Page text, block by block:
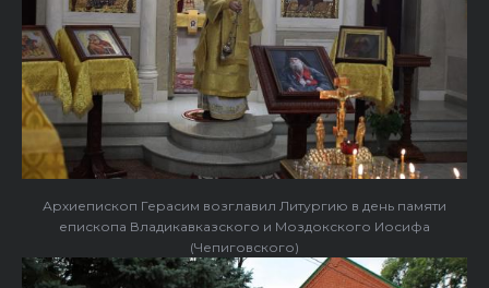
Архиепископ Герасим возглавил Литургию в день памяти
епископа Владикавказского и Моздокского Иосифа
(Чепиговского)